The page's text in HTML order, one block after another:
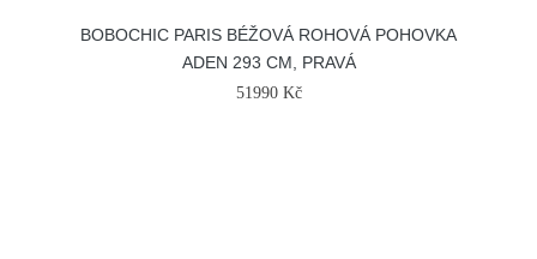
BOBOCHIC PARIS BÉŽOVÁ ROHOVÁ POHOVKA
ADEN 293 CM, PRAVÁ
51990 Kč